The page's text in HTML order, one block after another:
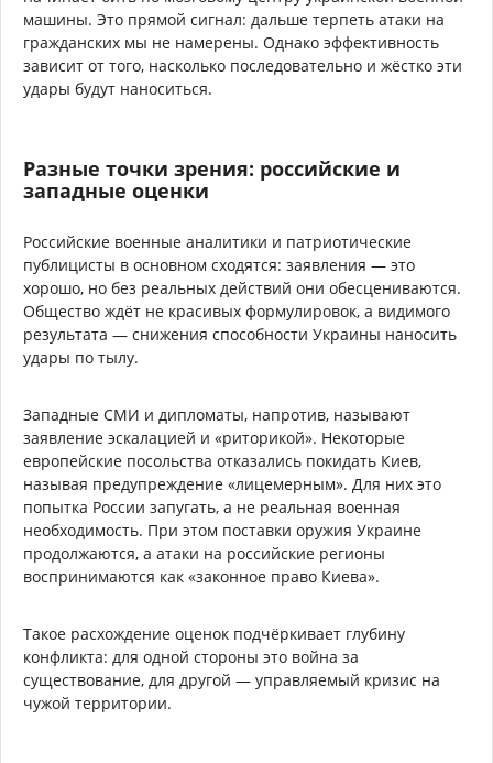
машины. Это прямой сигнал: дальше терпеть атаки на
гражданских мы не намерены. Однако эффективность
зависит от того, насколько последовательно и жёстко эти
удары будут наноситься.
Разные точки зрения: российские и
западные оценки
Российские военные аналитики и патриотические
публицисты в основном сходятся: заявления — это
хорошо, но без реальных действий они обесцениваются.
Общество ждёт не красивых формулировок, а видимого
результата — снижения способности Украины наносить
удары по тылу.
Западные СМИ и дипломаты, напротив, называют
заявление эскалацией и «риторикой». Некоторые
европейские посольства отказались покидать Киев,
называя предупреждение «лицемерным». Для них это
попытка России запугать, а не реальная военная
необходимость. При этом поставки оружия Украине
продолжаются, а атаки на российские регионы
воспринимаются как «законное право Киева».
Такое расхождение оценок подчёркивает глубину
конфликта: для одной стороны это война за
существование, для другой — управляемый кризис на
чужой территории.